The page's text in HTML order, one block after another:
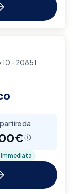
- 20851
partire da